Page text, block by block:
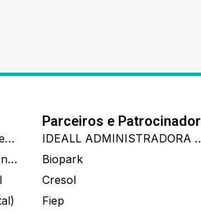
Ide.all Administradora de Benefícios
Certificata – Assinatura Eletrônica De Documentos
Parceiros e
IDEALL
Biopark
Cresol
Fiep